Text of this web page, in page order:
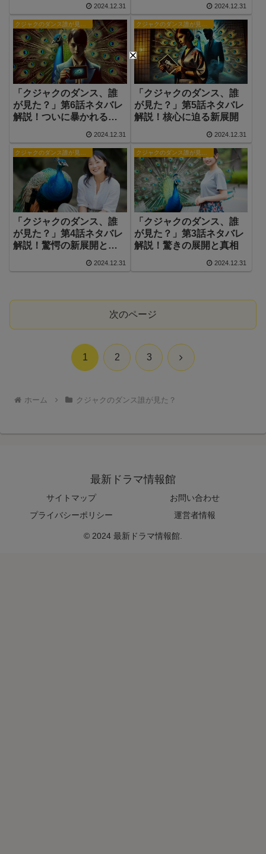
2024.12.31 2024.12.31
「クジャクのダンス、誰
が見た？」第6話ネタバレ
解説！ついに暴かれる黒
2024.12.31
「クジャクのダンス、誰
が見た？」第5話ネタバレ
解説！核心に迫る新展開
2024.12.31
「クジャクのダンス、誰
が見た？」第4話ネタバレ
解説！驚愕の新展開と隠
2024.12.31
「クジャクのダンス、誰
が見た？」第3話ネタバレ
解説！驚きの展開と真相
2024.12.31
次のページ
1 2 3 次
ホーム クジャクのダンス誰が見た？
最新ドラマ情報館
サイトマップ
お問い合わせ
プライバシーポリシー
運営者情報
© 2024 最新ドラマ情報館.